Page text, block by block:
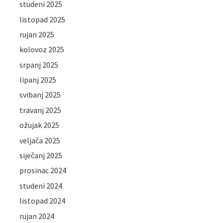
studeni 2025
listopad 2025
rujan 2025
kolovoz 2025
srpanj 2025
lipanj 2025
svibanj 2025
travanj 2025
ožujak 2025
veljača 2025
siječanj 2025
prosinac 2024
studeni 2024
listopad 2024
rujan 2024